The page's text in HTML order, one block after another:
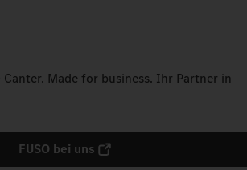
Canter. Made for business. Ihr Partner in
FUSO bei uns